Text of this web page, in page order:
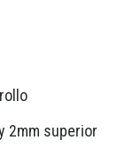
2mm superior